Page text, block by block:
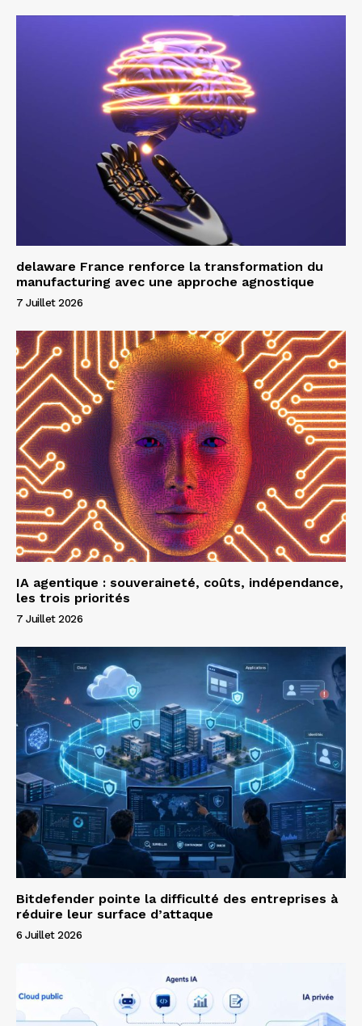
delaware France renforce la transformation du
manufacturing avec une approche agnostique
7 Juillet 2026
IA agentique : souveraineté, coûts, indépendance,
les trois priorités
7 Juillet 2026
Bitdefender pointe la difficulté des entreprises à
réduire leur surface d’attaque
6 Juillet 2026